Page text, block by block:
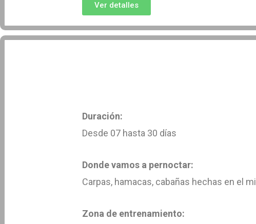
Ver detalles
Duración:
Desde 07 hasta 30 días
Donde vamos a pernoctar:
Carpas, hamacas, cabañas hechas en el
Zona de entrenamiento: